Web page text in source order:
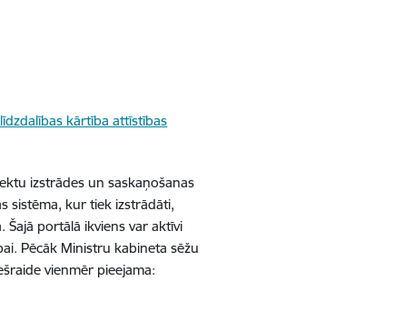
kārtība attīstības
izstrādes un saskaņošanas
sistēma, kur tiek izstrādāti,
portālā ikviens var aktīvi
Pēcāk Ministru kabineta sēžu
vienmēr pieejama: